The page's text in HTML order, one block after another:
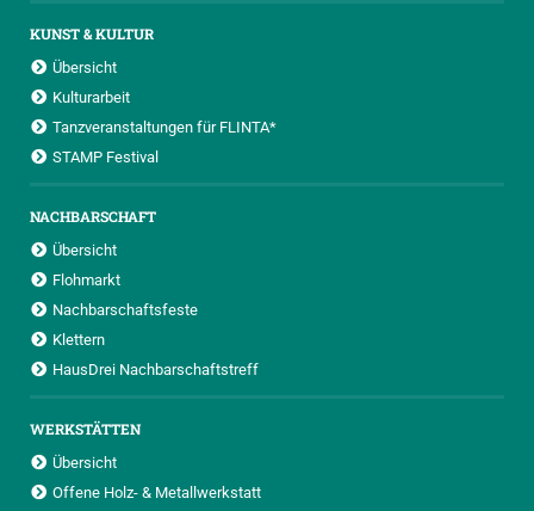
KUNST & KULTUR
Übersicht
Kulturarbeit
Tanzveranstaltungen für FLINTA*
STAMP Festival
NACHBARSCHAFT
Übersicht
Flohmarkt
Nachbarschaftsfeste
Klettern
HausDrei Nachbarschaftstreff
WERKSTÄTTEN
Übersicht
Offene Holz- & Metallwerkstatt